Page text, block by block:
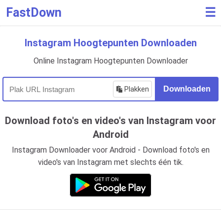
FastDown ☰
Instagram Hoogtepunten Downloaden
Online Instagram Hoogtepunten Downloader
Plakken Downloaden
Download foto's en video's van Instagram voor
Android
Instagram Downloader voor Android - Download foto's en
video's van Instagram met slechts één tik.